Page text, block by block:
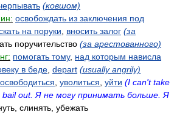
(ковшом)
освобождать из заключения под
на поруки вносить залог (за
поручительство (за арестованного)
помогать тому, над которым нависла
в беде depart (usually angrily)
освободиться уволиться уйти (I can't take
bail out. Я не могу принимать больше. Я
слинять, убежать